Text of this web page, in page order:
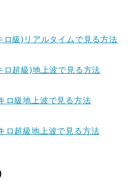
ロ級)リアルタイムで見る方法
ロ超級)地上波で見る方法
ロ級地上波で見る方法
ロ超級地上波で見る方法